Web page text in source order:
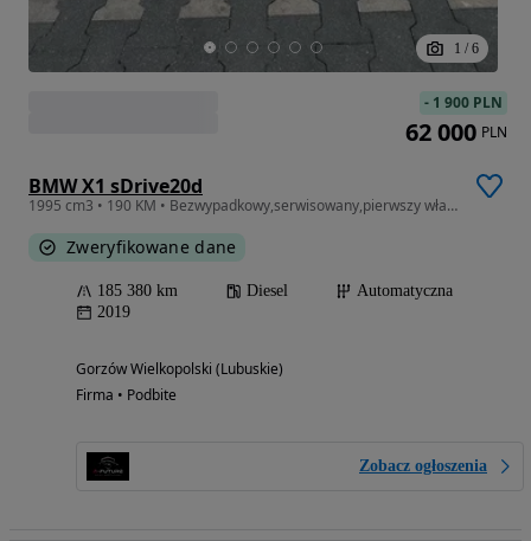
1 / 6
BMW X1 sDrive20d
1995 cm3 • 190 KM • Bezwypadkowy,serwisowany,pierwszy właściciel, hak
Zweryfikowane dane
185 380 km Diesel
Automatyczna
2019
Gorzów Wielkopolski (Lubuskie)
Firma • Podbite
Zobacz ogłoszenia
- 1 900 PLN
62 000 PLN